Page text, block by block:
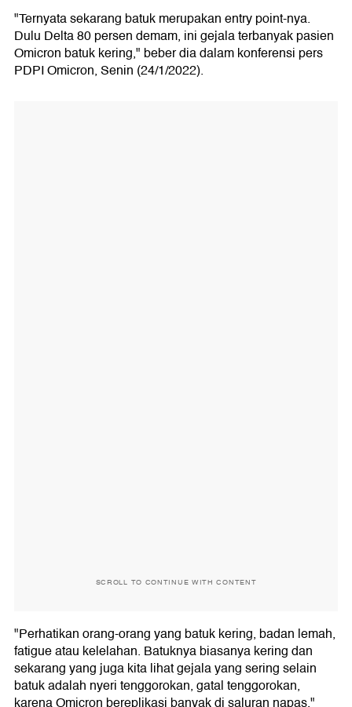
"Ternyata sekarang batuk merupakan entry point-nya.
Dulu Delta 80 persen demam, ini gejala terbanyak pasien
Omicron batuk kering," beber dia dalam konferensi pers
PDPI Omicron, Senin (24/1/2022).
SCROLL TO CONTINUE WITH CONTENT
"Perhatikan orang-orang yang batuk kering, badan lemah,
fatigue atau kelelahan. Batuknya biasanya kering dan
sekarang yang juga kita lihat gejala yang sering selain
batuk adalah nyeri tenggorokan, gatal tenggorokan,
karena Omicron bereplikasi banyak di saluran napas,"